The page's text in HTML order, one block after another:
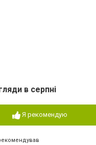
в серпні
Я рекомендую